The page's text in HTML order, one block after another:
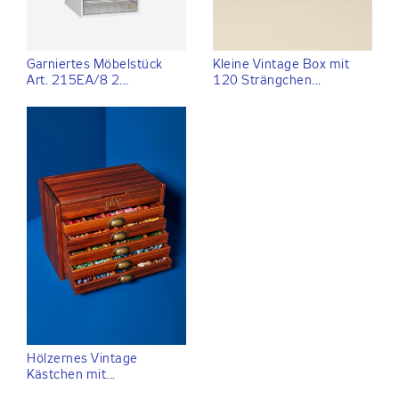
Garniertes Möbelstück
Art. 215EA/8 2...
Kleine Vintage Box mit
120 Strängchen...
Hölzernes Vintage
Kästchen mit...